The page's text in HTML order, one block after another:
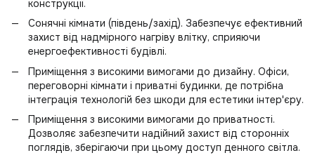
конструкції.
Сонячні кімнати (південь/захід). Забезпечує ефективний
захист від надмірного нагріву влітку, сприяючи
енергоефективності будівлі.
Приміщення з високими вимогами до дизайну. Офіси,
переговорні кімнати і приватні будинки, де потрібна
інтеграція технологій без шкоди для естетики інтер'єру.
Приміщення з високими вимогами до приватності.
Дозволяє забезпечити надійний захист від сторонніх
поглядів, зберігаючи при цьому доступ денного світла.